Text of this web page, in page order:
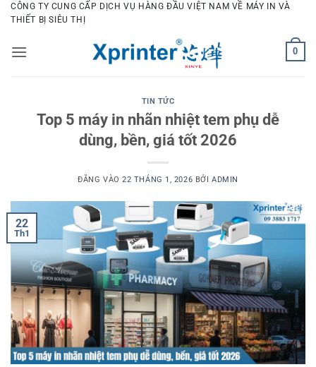
Bỏ
qua
dung
CÔNG TY CUNG CẤP DỊCH VỤ HÀNG ĐẦU VIỆT NAM VỀ MÁY IN VÀ
THIẾT BỊ SIÊU THỊ
0
TIN TỨC
Top 5 máy in nhãn nhiệt tem phụ dễ
dùng, bền, giá tốt 2026
ĐĂNG VÀO22 THÁNG 1, 2026 BỞI ADMIN
22
Th1